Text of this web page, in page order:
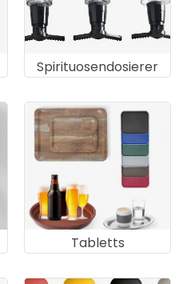
Spirituosendosierer
Tabletts